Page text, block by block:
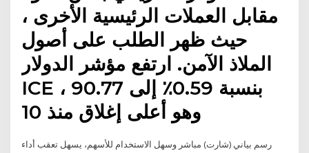
مقابل العملات الرئيسية الأخرى ،
حيث ظهر الطلب على أصول
الملاذ الآمن. ارتفع مؤشر الدولار
ICE بنسبة 0.59٪ إلى 90.77 ،
وهو أعلى إغلاق منذ 10
رسم بياني (شارت) مباشر وسهل الاستخدام للأسهم، يسهل تعقب أداء